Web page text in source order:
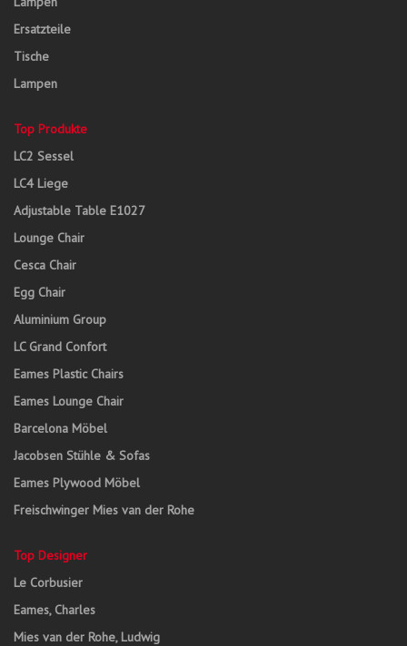
Ersatzteile
Tische
Lampen
Top Produkte
LC2 Sessel
LC4 Liege
Adjustable Table E1027
Lounge Chair
Cesca Chair
Egg Chair
Aluminium Group
LC Grand Confort
Eames Plastic Chairs
Eames Lounge Chair
Barcelona Möbel
Jacobsen Stühle & Sofas
Eames Plywood Möbel
Freischwinger Mies van der Rohe
Top Designer
Le Corbusier
Eames, Charles
Mies van der Rohe, Ludwig